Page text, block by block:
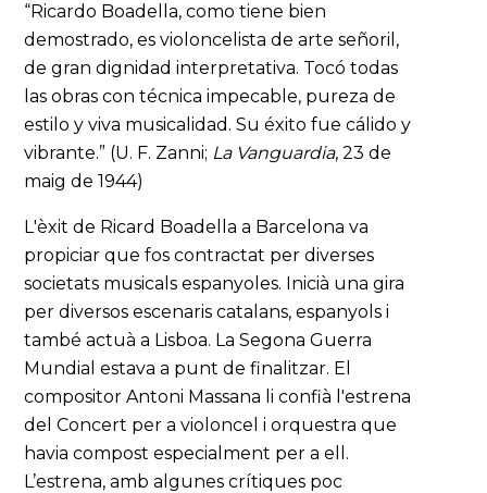
“Ricardo Boadella, como tiene bien
demostrado, es violoncelista de arte señoril,
de gran dignidad interpretativa. Tocó todas
las obras con técnica impecable, pureza de
estilo y viva musicalidad. Su éxito fue cálido y
vibrante.” (U. F. Zanni; La Vanguardia, 23 de
maig de 1944)
L'èxit de Ricard Boadella a Barcelona va
propiciar que fos contractat per diverses
societats musicals espanyoles. Inicià una gira
per diversos escenaris catalans, espanyols i
també actuà a Lisboa. La Segona Guerra
Mundial estava a punt de finalitzar. El
compositor Antoni Massana li confià l'estrena
del Concert per a violoncel i orquestra que
havia compost especialment per a ell.
L’estrena, amb algunes crítiques poc